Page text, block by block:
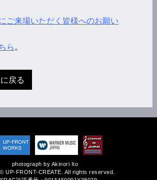
ご来場いただく皆様へのお願い
ら。
戻る
photograph by Akinori Ito
UP-FRONT-CREATE. All rights reserved.